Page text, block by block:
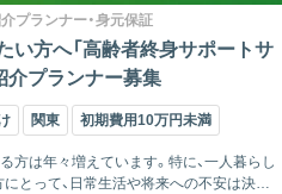
プランナー・身元保証
い方へ「高齢者終身サポートサ
介プランナー募集
関東 初期費用10万円未満
方は年々増えています。特に、一人暮らし
とって、日常生活や将来への不安は決し